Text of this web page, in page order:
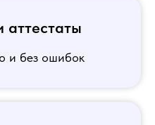
аттестаты
и без ошибок